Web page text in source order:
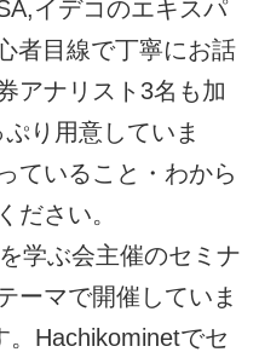
イデコのエキスパ
者目線で丁寧にお話
アナリスト3名も加
り用意していま
ていること・わから
ださい。
学ぶ会主催のセミナ
ーマで開催していま
Hachikominetでセ